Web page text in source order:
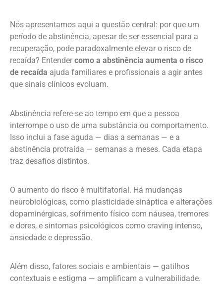
Nós apresentamos aqui a questão central: por que um
período de abstinência, apesar de ser essencial para a
recuperação, pode paradoxalmente elevar o risco de
recaída? Entender como a abstinência aumenta o risco
de recaída ajuda familiares e profissionais a agir antes
que sinais clínicos evoluam.
Abstinência refere-se ao tempo em que a pessoa
interrompe o uso de uma substância ou comportamento.
Isso inclui a fase aguda — dias a semanas — e a
abstinência protraída — semanas a meses. Cada etapa
traz desafios distintos.
O aumento do risco é multifatorial. Há mudanças
neurobiológicas, como plasticidade sináptica e alterações
dopaminérgicas, sofrimento físico com náusea, tremores
e dores, e sintomas psicológicos como craving intenso,
ansiedade e depressão.
Além disso, fatores sociais e ambientais — gatilhos
contextuais e estigma — amplificam a vulnerabilidade.